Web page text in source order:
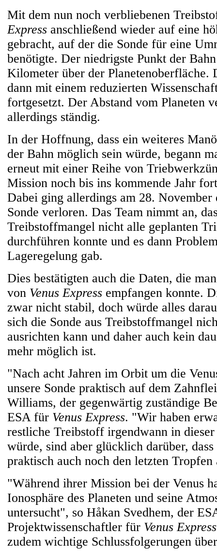
Mit dem nun noch verbliebenen
Express anschließend wieder auf eine
gebracht, auf der die Sonde für eine
benötigte. Der niedrigste Punkt der
Kilometer über der Planetenoberfläche.
dann mit einem reduzierten
fortgesetzt. Der Abstand vom Planeten
allerdings ständig.
In der Hoffnung, dass ein weiteres
der Bahn möglich sein würde, begann
erneut mit einer Reihe von
Mission noch bis ins kommende Jahr
Dabei ging allerdings am 28.
Sonde verloren. Das Team nimmt an,
Treibstoffmangel nicht alle geplanten
durchführen konnte und es dann
Lageregelung gab.
Dies bestätigten auch die Daten, die
von Venus Express empfangen konnte.
zwar nicht stabil, doch würde alles
sich die Sonde aus Treibstoffmangel
ausrichten kann und daher auch kein
mehr möglich ist.
"Nach acht Jahren im Orbit um die
unsere Sonde praktisch auf dem
Williams, der gegenwärtig zuständige
ESA für Venus Express. "Wir haben
restliche Treibstoff irgendwann in
würde, sind aber glücklich darüber,
praktisch auch noch den letzten Tropfen
"Während ihrer Mission bei der Venus
Ionosphäre des Planeten und seine
untersucht", so Håkan Svedhem, der
Projektwissenschaftler für Venus Express
zudem wichtige Schlussfolgerungen